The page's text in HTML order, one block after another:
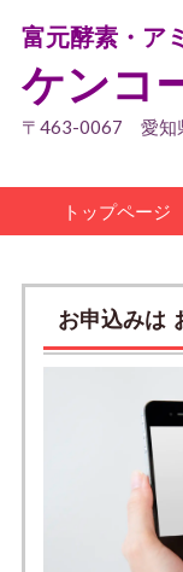
富元酵素・ア
ケンコ
〒463-0067 愛知
トップページ
お申込みは